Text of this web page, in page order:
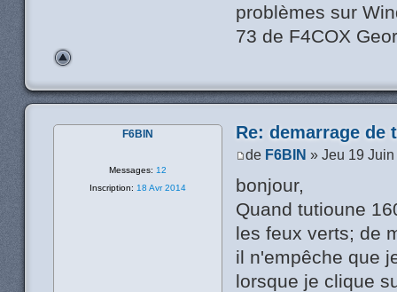
problèmes sur
73 de F4COX
Re: demarrage de
de F6BIN » Jeu 19
bonjour,
Quand tutioune
les feux verts; de
il n'empêche que
lorsque je clique
F6BIN
Messages: 12
Inscription: 18 Avr 2014